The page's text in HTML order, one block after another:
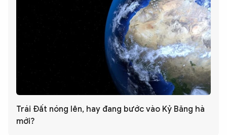
Trái Đất nóng lên, hay đang bước vào Kỷ Băng hà
mới?